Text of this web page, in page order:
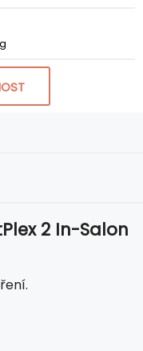
2 In-Salon